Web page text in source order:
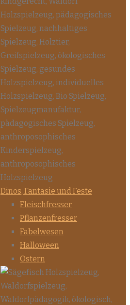
Dinos, Fantasie und Feste
Fleischfresser
Pflanzenfresser
Fabelwesen
Halloween
Ostern